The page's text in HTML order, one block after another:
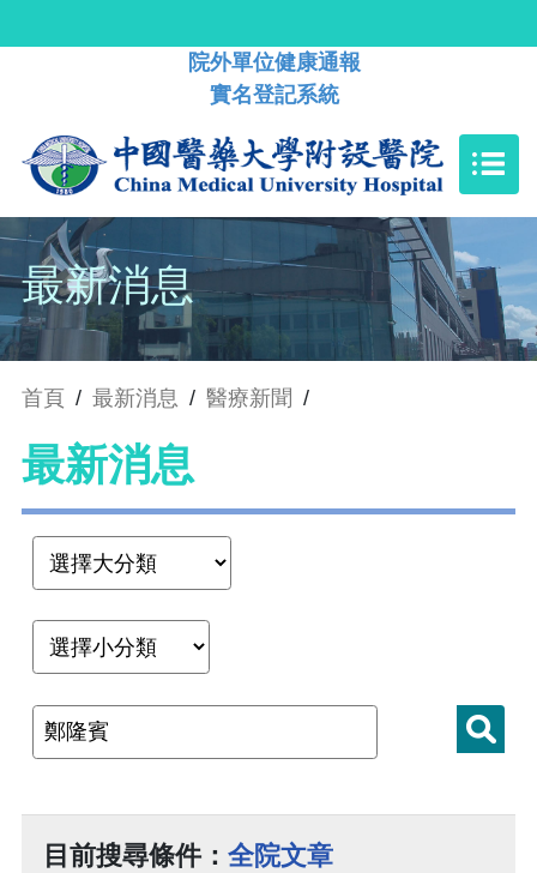
院外單位健康通報
實名登記系統
最新消息
首頁 / 最新消息 / 醫療新聞 /
最新消息
目前搜尋條件： 全院文章